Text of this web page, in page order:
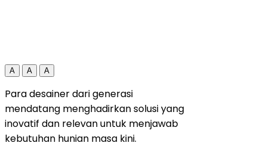
A A A
Para desainer dari generasi
mendatang menghadirkan solusi yang
inovatif dan relevan untuk menjawab
kebutuhan hunian masa kini.